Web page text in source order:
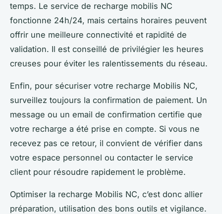
temps. Le service de recharge mobilis NC
fonctionne 24h/24, mais certains horaires peuvent
offrir une meilleure connectivité et rapidité de
validation. Il est conseillé de privilégier les heures
creuses pour éviter les ralentissements du réseau.
Enfin, pour sécuriser votre recharge Mobilis NC,
surveillez toujours la confirmation de paiement. Un
message ou un email de confirmation certifie que
votre recharge a été prise en compte. Si vous ne
recevez pas ce retour, il convient de vérifier dans
votre espace personnel ou contacter le service
client pour résoudre rapidement le problème.
Optimiser la recharge Mobilis NC, c’est donc allier
préparation, utilisation des bons outils et vigilance.